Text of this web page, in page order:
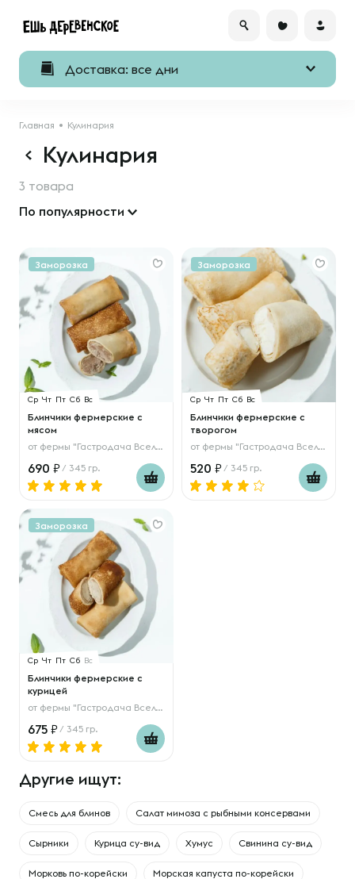
Доставка: все дни
Главная Кулинария
Кулинария
3 товара
По популярности
Заморозка
Ср Чт Пт Сб Вс
Блинчики фермерские с
мясом
от фермы "Гастродача Вселуг"
690 / 345 гр.
Заморозка
Ср Чт Пт Сб Вс
Блинчики фермерские с
творогом
от фермы "Гастродача Вселуг"
520 / 345 гр.
Заморозка
Ср Чт Пт Сб Вс
Блинчики фермерские с
курицей
от фермы "Гастродача Вселуг"
675 / 345 гр.
Другие ищут:
Смесь для блинов Салат мимоза с рыбными консервами
Сырники Курица су-вид Хумус Свинина су-вид
Морковь по-корейски Морская капуста по-корейски